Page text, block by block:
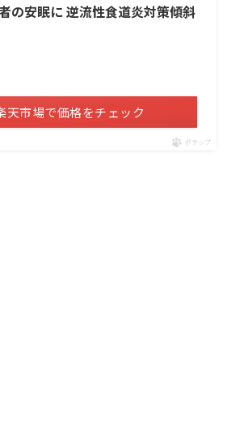
の安眠に 逆流性食道炎対策傾斜
天市場で価格をチェック
ポチップ